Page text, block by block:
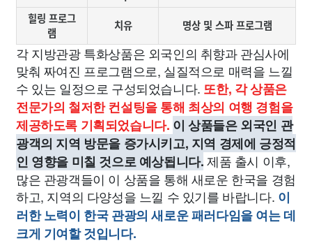
힐링 프로그
램
치유 명상 및 스파 프로그램
각 지방관광 특화상품은 외국인의 취향과 관심사에
맞춰 짜여진 프로그램으로, 실질적으로 매력을 느낄
수 있는 일정으로 구성되었습니다. 또한, 각 상품은
전문가의 철저한 컨설팅을 통해 최상의 여행 경험을
제공하도록 기획되었습니다. 이 상품들은 외국인 관
광객의 지역 방문을 증가시키고, 지역 경제에 긍정적
인 영향을 미칠 것으로 예상됩니다.제품 출시 이후,
많은 관광객들이 이 상품을 통해 새로운 한국을 경험
하고, 지역의 다양성을 느낄 수 있기를 바랍니다. 이
러한 노력이 한국 관광의 새로운 패러다임을 여는 데
크게 기여할 것입니다.